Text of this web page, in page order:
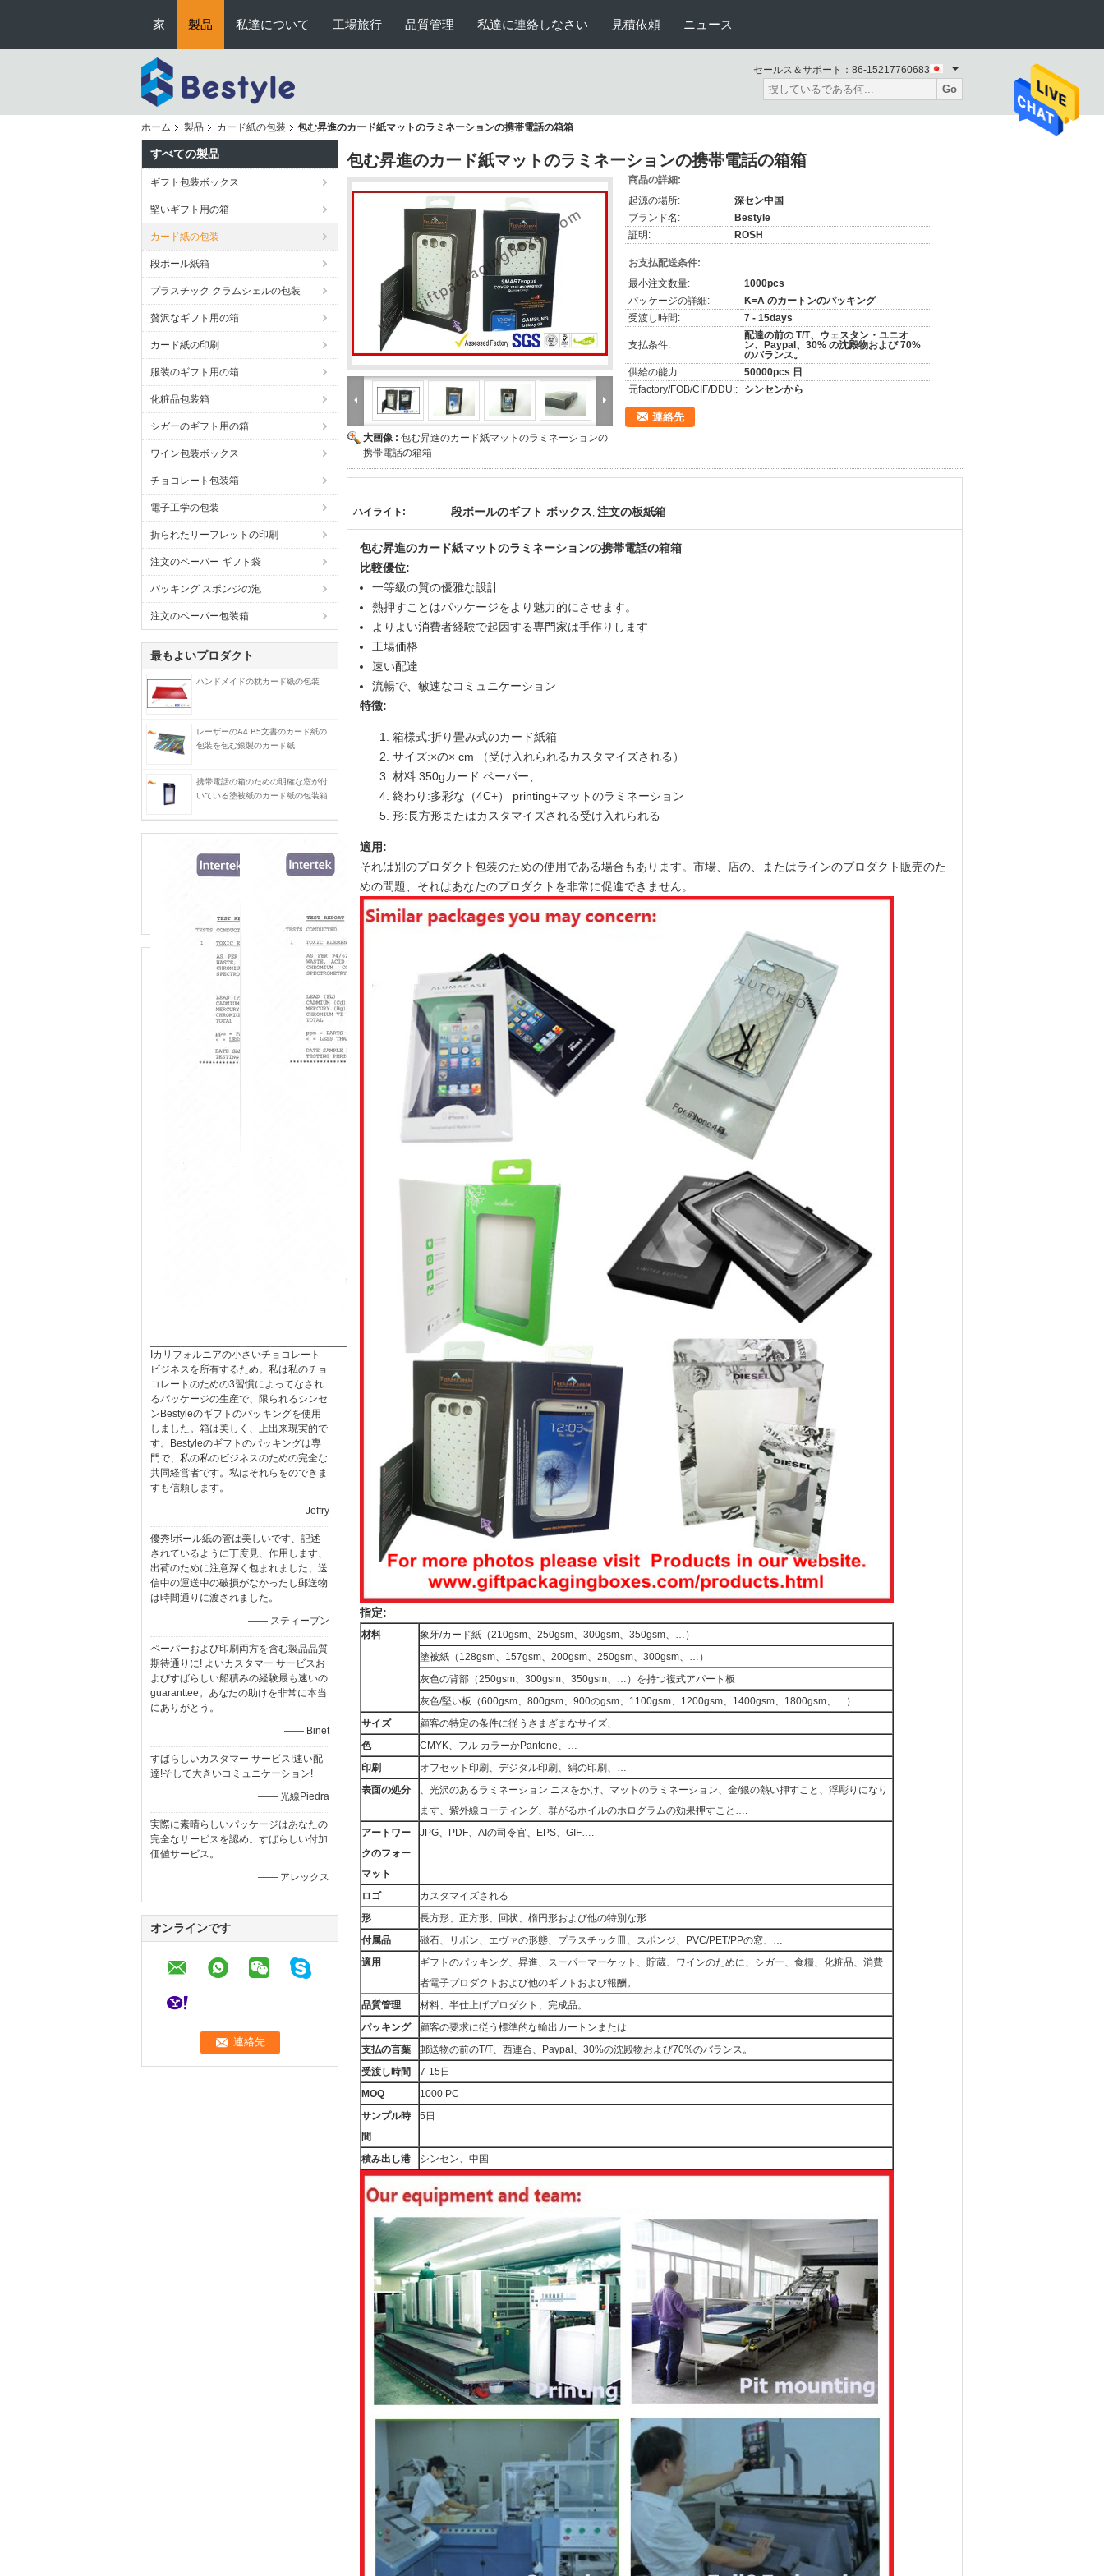
家 製品 私達について 工場旅行 品質管理 私達に連絡しなさい 見積依頼 ニュース
セールス＆サポート： 86-15217760683
Go
ホーム 製品 カード紙の包装 包む昇進のカード紙マットのラミネーションの携帯電話の箱箱
すべての製品
ギフト包装ボックス
堅いギフト用の箱
カード紙の包装
段ボール紙箱
プラスチック クラムシェルの包装
贅沢なギフト用の箱
カード紙の印刷
服装のギフト用の箱
化粧品包装箱
シガーのギフト用の箱
ワイン包装ボックス
チョコレート包装箱
電子工学の包装
折られたリーフレットの印刷
注文のペーパー ギフト袋
パッキング スポンジの泡
注文のペーパー包装箱
最もよいプロダクト
ハンドメイドの枕カード紙の包装
レーザーのA4 B5文書のカード紙の
包装を包む銀製のカード紙
携帯電話の箱のための明確な窓が付
いている塗被紙のカード紙の包装箱
Iカリフォルニアの小さいチョコレート
ビジネスを所有するため。私は私のチョ
コレートのための3習慣によってなされ
るパッケージの生産で、限られるシンセ
ンBestyleのギフトのパッキングを使用
しました。箱は美しく、上出来現実的で
す。Bestyleのギフトのパッキングは専
門で、私の私のビジネスのための完全な
共同経営者です。私はそれらをのできま
すも信頼します。
—— Jeffry
優秀!ボール紙の管は美しいです、記述
されているように丁度見、作用します、
出荷のために注意深く包まれました、送
信中の運送中の破損がなかったし郵送物
は時間通りに渡されました。
—— スティーブン
ペーパーおよび印刷両方を含む製品品質
期待通りに! よいカスタマー サービスお
よびすばらしい船積みの経験最も速いの
guaranttee。あなたの助けを非常に本当
にありがとう。
—— Binet
すばらしいカスタマー サービス!速い配
達!そして大きいコミュニケーション!
—— 光線Piedra
実際に素晴らしいパッケージはあなたの
完全なサービスを認め。すばらしい付加
価値サービス。
—— アレックス
オンラインです
包む昇進のカード紙マットのラミネーションの携帯電話の箱箱
大画像 : 包む昇進のカード紙マットのラミネーションの
携帯電話の箱箱
商品の詳細:
起源の場所:
深セン中国
ブランド名:
Bestyle
証明:
ROSH
お支払配送条件:
最小注文数量:
1000pcs
パッケージの詳細:
K=A のカートンのパッキング
受渡し時間:
7 - 15days
支払条件:
配達の前の T/T、ウェスタン・ユニオ
ン、Paypal、30% の沈殿物および 70%
のバランス。
供給の能力:
50000pcs 日
元factory/FOB/CIF/DDU::
シンセンから
連絡先
ハイライト: 段ボールのギフト ボックス, 注文の板紙箱
包む昇進のカード紙マットのラミネーションの携帯電話の箱箱
比較優位:
一等級の質の優雅な設計
熱押すことはパッケージをより魅力的にさせます。
よりよい消費者経験で起因する専門家は手作りします
工場価格
速い配達
流暢で、敏速なコミュニケーション
特徴:
箱様式:折り畳み式のカード紙箱
サイズ:×の× cm （受け入れられるカスタマイズされる）
材料:350gカード ペーパー、
終わり:多彩な（4C+） printing+マットのラミネーション
形:長方形またはカスタマイズされる受け入れられる
適用:
それは別のプロダクト包装のための使用である場合もあります。市場、店の、またはラインのプロダクト販売のた
めの問題、それはあなたのプロダクトを非常に促進できません。
指定:
材料
象牙/カード紙（210gsm、250gsm、300gsm、350gsm、…）
塗被紙（128gsm、157gsm、200gsm、250gsm、300gsm、…）
灰色の背部（250gsm、300gsm、350gsm、…）を持つ複式アパート板
灰色/堅い板（600gsm、800gsm、900のgsm、1100gsm、1200gsm、1400gsm、1800gsm、…）
サイズ
顧客の特定の条件に従うさまざまなサイズ、
色
CMYK、フル カラーかPantone、…
印刷
オフセット印刷、デジタル印刷、絹の印刷、…
表面の処分
、光沢のあるラミネーション ニスをかけ、マットのラミネーション、金/銀の熱い押すこと、浮彫りになり
ます、紫外線コーティング、群がるホイルのホログラムの効果押すこと….
アートワー
クのフォー
マット
JPG、PDF、AIの司令官、EPS、GIF….
ロゴ
カスタマイズされる
形
長方形、正方形、回状、楕円形および他の特別な形
付属品
磁石、リボン、エヴァの形態、プラスチック皿、スポンジ、PVC/PET/PPの窓、…
適用
ギフトのパッキング、昇進、スーパーマーケット、貯蔵、ワインのために、シガー、食糧、化粧品、消費
者電子プロダクトおよび他のギフトおよび報酬。
品質管理
材料、半仕上げプロダクト、完成品。
パッキング
顧客の要求に従う標準的な輸出カートンまたは
支払の言葉
郵送物の前のT/T、西連合、Paypal、30%の沈殿物および70%のバランス。
受渡し時間
7-15日
MOQ
1000 PC
サンプル時
間
5日
積み出し港 シンセン、中国